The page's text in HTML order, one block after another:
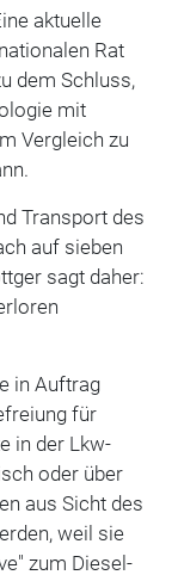
aktuelle
Rat
dem Schluss,
mit
Vergleich zu
Transport des
auf sieben
sagt daher:
in Auftrag
für
in der Lkw-
oder über
aus Sicht des
weil sie
zum Diesel-